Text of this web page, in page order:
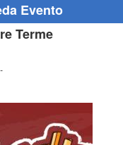
Evento
Terme